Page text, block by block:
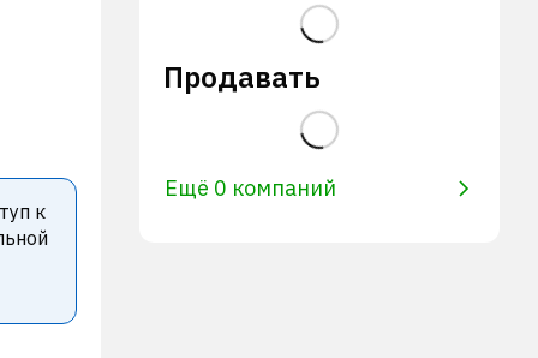
к
Продавать
Ещё 0 компаний